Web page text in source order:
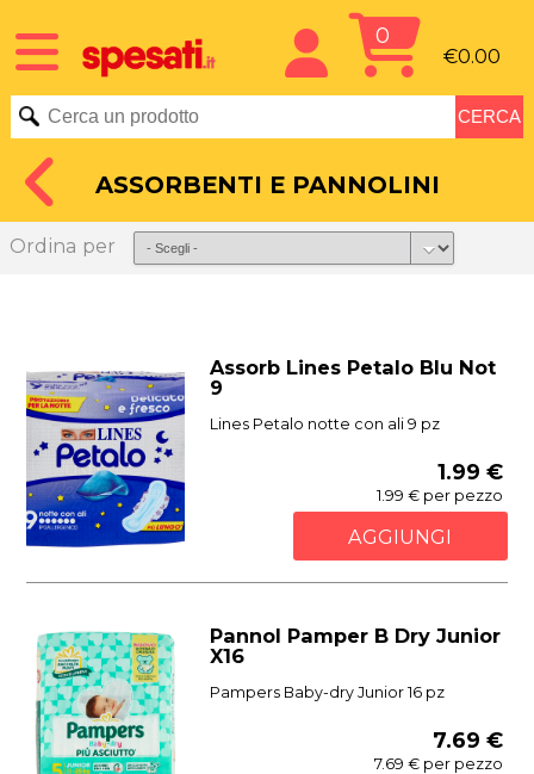
0
€0.00
ASSORBENTI E PANNOLINI
Ordina per
Assorb Lines Petalo Blu Not
9
Lines Petalo notte con ali 9 pz
1.99 €
1.99 € per pezzo
AGGIUNGI
Pannol Pamper B Dry Junior
X16
Pampers Baby-dry Junior 16 pz
7.69 €
7.69 € per pezzo